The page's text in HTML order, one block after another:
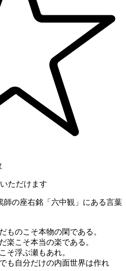
ただけます
師の座右銘「六中観」にある言葉
ものこそ本物の閑である。
楽こそ本当の楽である。
そ浮ぶ瀬もあれ。
も自分だけの内面世界は作れ